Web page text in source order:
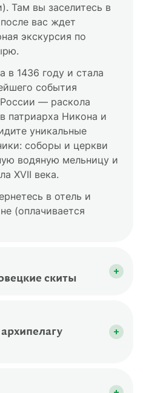
Там вы заселитесь в
вас ждет
экскурсия по
в 1436 году и стала
события
— раскола
патриарха Никона и
уникальные
соборы и церкви
водяную мельницу и
XVII века.
в отель и
(оплачивается
скиты
пешеходную
скитам. Сначала вы
скит и узнаете, почему
в XV веке. Вы
в составе сборной